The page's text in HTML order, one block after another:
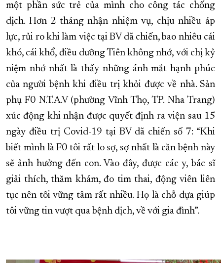
một phần sức trẻ của mình cho công tác chống
dịch. Hơn 2 tháng nhận nhiệm vụ, chịu nhiều áp
lực, rủi ro khi làm việc tại BV dã chiến, bao nhiêu cái
khó, cái khổ, điều dưỡng Tiên không nhớ, với chị kỷ
niệm nhớ nhất là thấy những ánh mắt hạnh phúc
của người bệnh khi điều trị khỏi được về nhà. Sản
phụ F0 N.T.A.V (phường Vĩnh Thọ, TP. Nha Trang)
xúc động khi nhận được quyết định ra viện sau 15
ngày điều trị Covid-19 tại BV dã chiến số 7: “Khi
biết mình là F0 tôi rất lo sợ, sợ nhất là căn bệnh này
sẽ ảnh hưởng đến con. Vào đây, được các y, bác sĩ
giải thích, thăm khám, đo tim thai, động viên liên
tục nên tôi vững tâm rất nhiều. Họ là chỗ dựa giúp
tôi vững tin vượt qua bệnh dịch, về với gia đình”.